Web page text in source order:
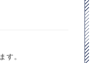
す。